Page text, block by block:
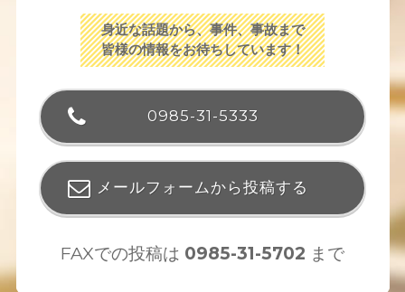
身近な話題から、事件、事故まで
皆様の情報をお待ちしています！
0985-31-5333
メールフォームから投稿する
FAXでの投稿は 0985-31-5702 まで